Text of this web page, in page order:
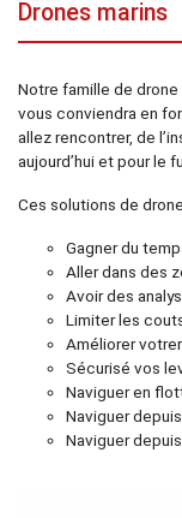
Drones marins
Notre famille de
vous conviendra en
allez rencontrer, de
aujourd’hui et pour le
Ces solutions de
Gagner du
Aller dans des
Avoir des
Limiter les
Améliorer
Sécurisé vos
Naviguer en
Naviguer
Naviguer